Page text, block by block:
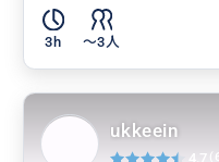
3h 〜3人
ukkeein
4.7